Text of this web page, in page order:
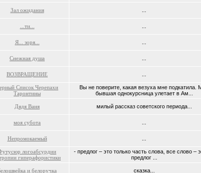
Зал ожидания
...ти...
Я... зоря...
Снежная душа
ВОЗВРАЩЕНИЕ
Список Черепахи
Таронтины
Вы не поверите, какая везуха мне подкатила.
бывшая однокурсница улетает в Ам...
Дядя Ваня милый рассказ советского периода...
моя субота
Непромокаемый
логоабсурдии
гиперафористики
- предлог – это только часть слова, все слово –
предлог ...
и белоручка сказка...